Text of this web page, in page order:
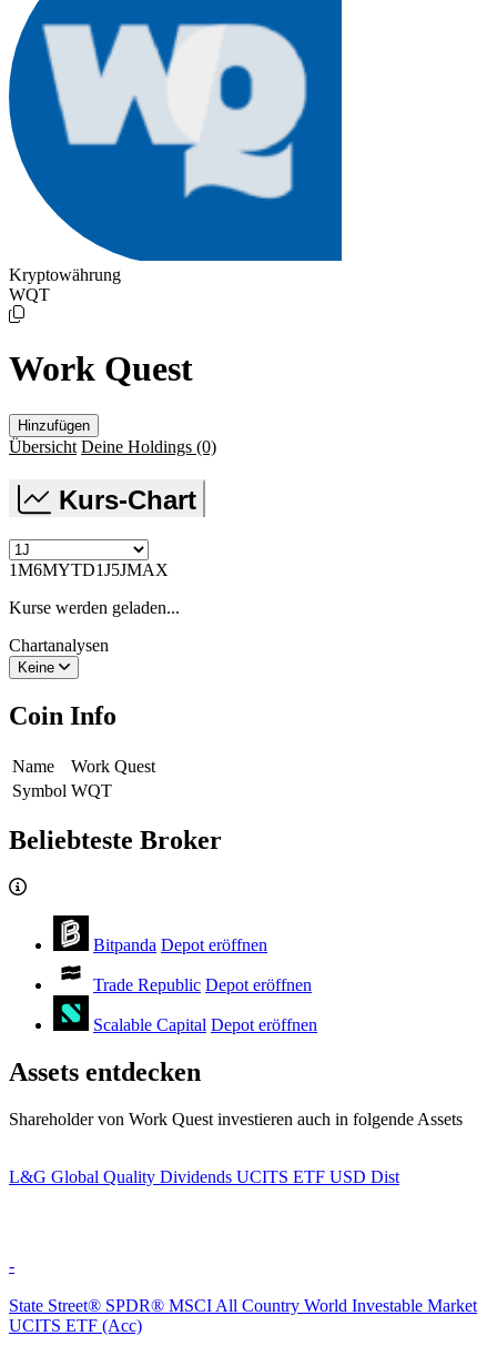
Kryptowährung
WQT
Work Quest
Hinzufügen
Übersicht Deine Holdings (0)
Kurs-Chart
1M6MYTD1J5JMAX
Kurse werden geladen...
Chartanalysen
Keine
Coin Info
Name
Work Quest
Symbol WQT
Beliebteste Broker
Bitpanda Depot eröffnen
Trade Republic Depot eröffnen
Scalable Capital Depot eröffnen
Assets entdecken
Shareholder von Work Quest investieren auch in folgende Assets
L&G Global Quality Dividends UCITS ETF USD Dist
-
State Street® SPDR® MSCI All Country World Investable Market
UCITS ETF (Acc)